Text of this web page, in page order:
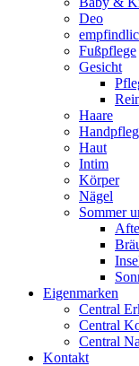
Deo
Fußpflege
Gesicht
Haare
Haut
Intim
Körper
Nägel
Sommer
Eigenmarken
Central
Central
Central
Kontakt